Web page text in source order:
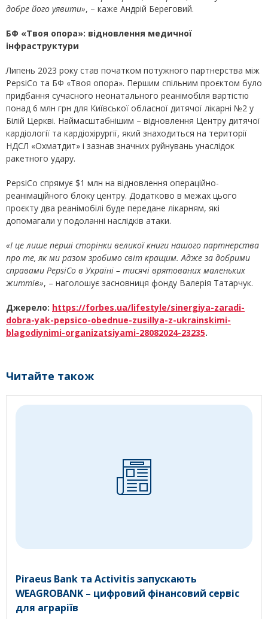
добре його уявити», – каже Андрій Береговий.
БФ «Твоя опора»: відновлення медичної
інфраструктури
Липень 2023 року став початком потужного партнерства між
PepsiCo та БФ «Твоя опора». Першим спільним проєктом було
придбання сучасного неонатального реанімобіля вартістю
понад 6 млн грн для Київської обласної дитячої лікарні №2 у
Білій Церкві. Наймасштабнішим – відновлення Центру дитячої
кардіології та кардіохірургії, який знаходиться на території
НДСЛ «Охматдит» і зазнав значних руйнувань унаслідок
ракетного удару.
PepsiCo спрямує $1 млн на відновлення операційно-
реанімаційного блоку центру. Додатково в межах цього
проєкту два реанімобілі буде передане лікарням, які
допомагали у подоланні наслідків атаки.
«І це лише перші сторінки великої книги нашого партнерства
про те, як ми разом зробимо світ кращим. Адже за добрими
справами PepsiCo в Україні – тисячі врятованих маленьких
життів», – наголошує засновниця фонду Валерія Татарчук.
Джерело: https://forbes.ua/lifestyle/sinergiya-zaradi-
dobra-yak-pepsico-obednue-zusillya-z-ukrainskimi-
blagodiynimi-organizatsiyami-28082024-23235.
Читайте також
Piraeus Bank та Activitis запускають
WEAGROBANK – цифровий фінансовий сервіс
для аграріїв